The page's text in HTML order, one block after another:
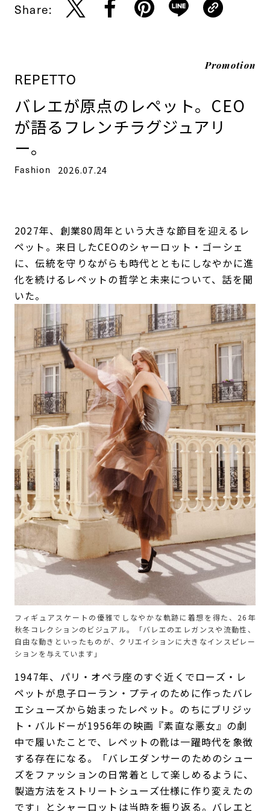
Share:
Promotion
REPETTO
バレエが原点のレペット。CEO
が語るフレンチラグジュアリ
ー。
Fashion 2026.07.24
2027年、創業80周年という大きな節目を迎えるレ
ペット。来日したCEOのシャーロット・ゴーシェ
に、伝統を守りながらも時代とともにしなやかに進
化を続けるレペットの哲学と未来について、話を聞
いた。
フィギュアスケートの優雅でしなやかな軌跡に着想を得た、26年
秋冬コレクションのビジュアル。「バレエのエレガンスや流動性、
自由な動きといったものが、クリエイションに大きなインスピレー
ションを与えています」
1947年、パリ・オペラ座のすぐ近くでローズ・レ
ペットが息子ローラン・プティのために作ったバレ
エシューズから始まったレペット。のちにブリジッ
ト・バルドーが1956年の映画『素直な悪女』の劇
中で履いたことで、レペットの靴は一躍時代を象徴
する存在になる。「バレエダンサーのためのシュー
ズをファッションの日常着として楽しめるように、
製造方法をストリートシューズ仕様に作り変えたの
です」とシャーロットは当時を振り返る。バレエと